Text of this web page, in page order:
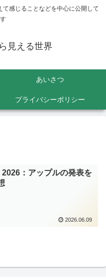
感じることなどを中心に公開して
見える世界
あいさつ
プライバシーポリシー
：アップルの発表を
2026.06.09